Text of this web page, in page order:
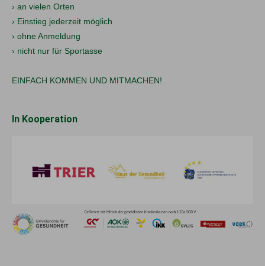
› an vielen Orten
› Einstieg jederzeit möglich
› ohne Anmeldung
› nicht nur für Sportasse
EINFACH KOMMEN UND MITMACHEN!
In Kooperation